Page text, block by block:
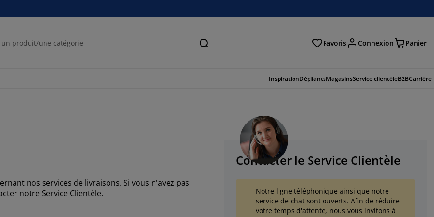
Recherche Favoris Connexion Panier
InspirationDépliantsMagasinsService clientèleB2BCarrière
nos services de livraisons. Si vous n'avez pas
notre Service Clientèle.
Contacter le Service Clientèle
Notre ligne téléphonique ainsi que notre
service de chat sont ouverts. Afin de réduire
votre temps d'attente, nous vous invitons à